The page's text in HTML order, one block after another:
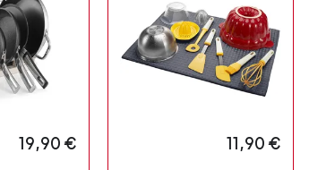
19,90 € 11,90 €